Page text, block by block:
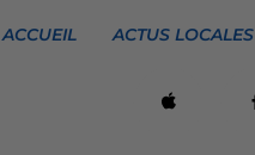
ACCUEIL ACTUS LOCALES